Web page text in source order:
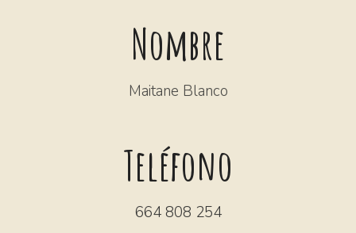
Nombre
Maitane Blanco
Teléfono
664 808 254